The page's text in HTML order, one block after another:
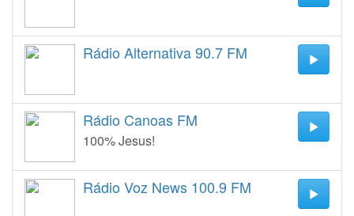
Rádio Alternativa 90.7 FM
Rádio Canoas FM
100% Jesus!
Rádio Voz News 100.9 FM